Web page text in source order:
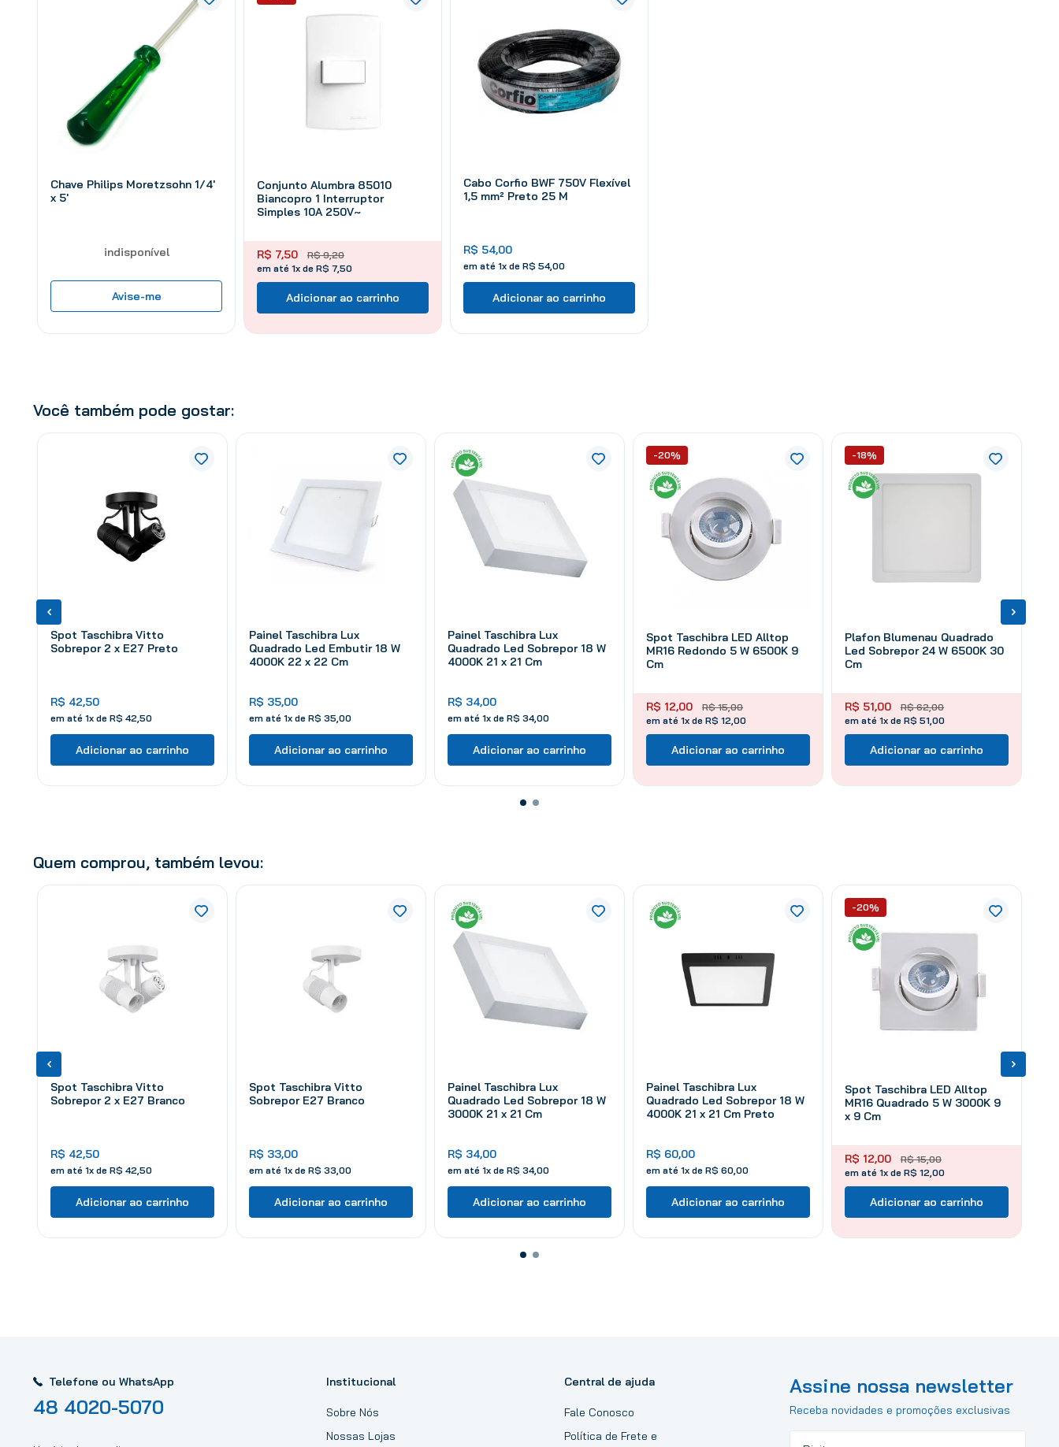
Chave Philips Moretzsohn 1/4'
x 5'
indisponível
Avise-me
Conjunto Alumbra 85010
Biancopro 1 Interruptor
Simples 10A 250V~
R$ 9,20
R$ 7,50
em até 1x de R$ 7,50
Adicionar ao carrinho
Cabo Corfio BWF 750V Flexível
1,5 mm² Preto 25 M
R$ 54,00
em até 1x de R$ 54,00
Adicionar ao carrinho
Você também pode gostar:
Spot Taschibra Vitto
Sobrepor 2 x E27 Preto
R$ 42,50
em até 1x de R$ 42 50
Adicionar ao carrinho
Painel Taschibra Lux
Quadrado Led Embutir 18 W
4000K 22 x 22 Cm
R$ 35,00
em até 1x de R$ 35 00
Adicionar ao carrinho
Painel Taschibra Lux
Quadrado Led Sobrepor 18 W
4000K 21 x 21 Cm
R$ 34,00
em até 1x de R$ 34,00
Adicionar ao carrinho
Spot Taschibra LED Alltop
MR16 Redondo 5 W 6500K 9
Cm
R$ 15,00
R$ 12,00
em até 1x de R$ 12,00
-20%
Adicionar ao carrinho
Plafon Blumenau Quadrado
Led Sobrepor 24 W 6500K 30
Cm
R$ 62,00
R$ 51,00
em até 1x de R$ 51,00
-18%
Adicionar ao carrinho
Quem comprou, também levou:
Spot Taschibra Vitto
Sobrepor 2 x E27 Branco
R$ 42,50
em até 1x de R$ 42 50
Adicionar ao carrinho
Spot Taschibra Vitto
Sobrepor E27 Branco
R$ 33,00
em até 1x de R$ 33 00
Adicionar ao carrinho
Painel Taschibra Lux
Quadrado Led Sobrepor 18 W
3000K 21 x 21 Cm
R$ 34,00
em até 1x de R$ 34,00
Adicionar ao carrinho
Painel Taschibra Lux
Quadrado Led Sobrepor 18 W
4000K 21 x 21 Cm Preto
R$ 60,00
em até 1x de R$ 60 00
Adicionar ao carrinho
Spot Taschibra LED Alltop
MR16 Quadrado 5 W 3000K 9
x 9 Cm
R$ 15,00
R$ 12,00
em até 1x de R$ 12,00
-20%
Adicionar ao carrinho
Telefone ou WhatsApp
48 4020-5070
Institucional
Sobre Nós
Nossas Lojas
Central de ajuda
Fale Conosco
Política de Frete e
Assine nossa newsletter
Receba novidades e promoções exclusivas